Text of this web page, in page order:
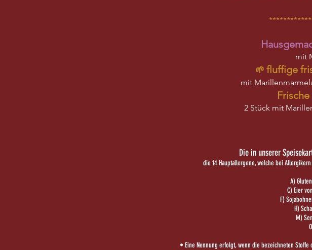
mit
🌱 fluffige
mit
2 Stück mit
Die in unserer
die 14 Hauptallergene, welche bei
A)
C) Eier
F)
H)
M)
• Eine Nennung erfolgt, wenn die bezeichneten